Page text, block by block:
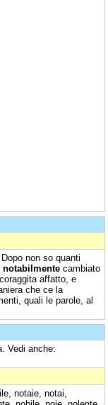
non so quanti
notabilmente cambiato
affatto, e
che ce la
quali le parole, al
Vedi anche:
notaie, notai,